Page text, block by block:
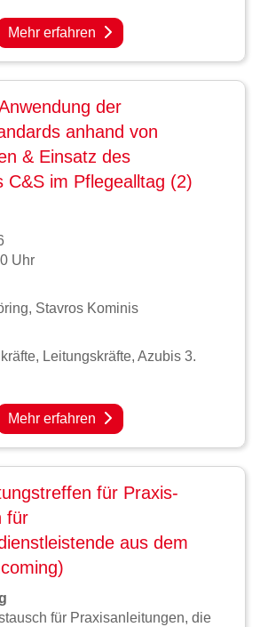
Mehr erfahren
der
anhand von
& Einsatz des
C&S im Pflegealltag (2)
Uhr
Stavros Kominis
Leitungskräfte, Azubis 3.
Mehr erfahren
für Praxis-
für
aus dem
für Praxisanleitungen, die